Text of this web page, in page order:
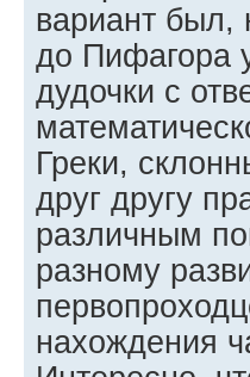
вариант был,
до Пифагора
дудочки с
Греки,
друг другу
различным
разному
нахождения